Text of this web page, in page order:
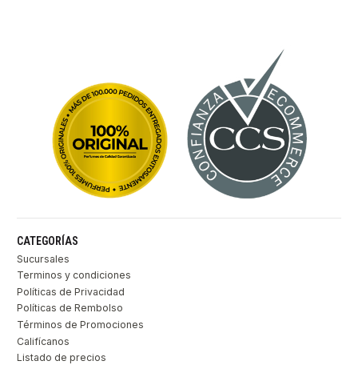
CATEGORÍAS
Sucursales
Terminos y condiciones
Políticas de Privacidad
Políticas de Rembolso
Términos de Promociones
Califícanos
Listado de precios